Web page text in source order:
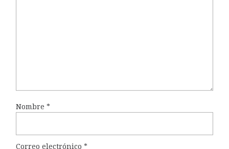
Nombre *
Correo electrónico *